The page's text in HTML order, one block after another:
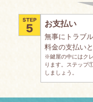
お支払い
無事にトラブ
料金の支払い
※鍵屋の中にはク
ります。ステップ
しましょう。